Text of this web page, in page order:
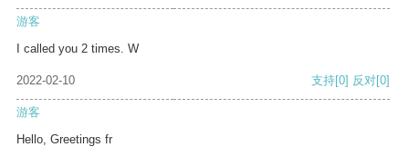
游客
I called you 2 times. W
2022-02-10 支持[0] 反对[0]
游客
Hello, Greetings fr